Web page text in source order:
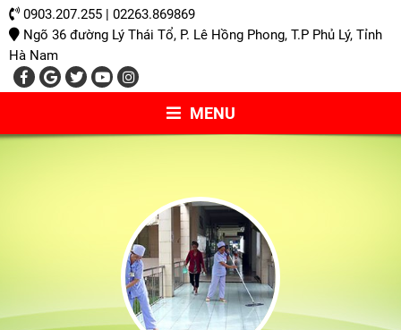
0903.207.255 | 02263.869869
Ngõ 36 đường Lý Thái Tổ, P. Lê Hồng Phong, T.P Phủ Lý, Tỉnh
Hà Nam
MENU